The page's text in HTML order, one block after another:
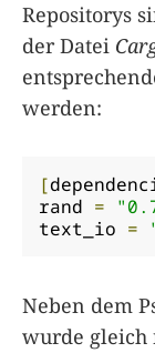
Repositorys
der Datei
werden:
[
rand =
text_io =
Neben dem
wurde gleich